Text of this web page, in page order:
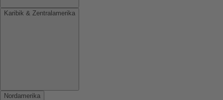
Karibik & Zentralamerika
Nordamerika